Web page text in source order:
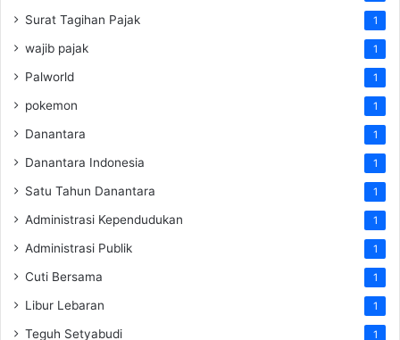
Surat Tagihan Pajak 1
wajib pajak 1
Palworld 1
pokemon 1
Danantara 1
Danantara Indonesia 1
Satu Tahun Danantara 1
Administrasi Kependudukan 1
Administrasi Publik 1
Cuti Bersama 1
Libur Lebaran 1
Teguh Setyabudi 1